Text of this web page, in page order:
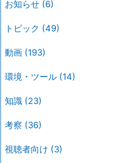
お知らせ (6)
トピック (49)
動画 (193)
環境・ツール (14)
知識 (23)
考察 (36)
視聴者向け (3)